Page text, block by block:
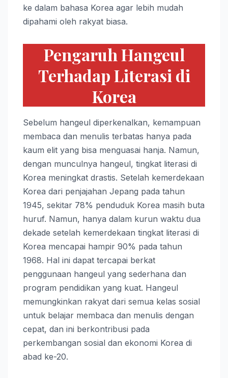
ke dalam bahasa Korea agar lebih mudah
dipahami oleh rakyat biasa.
Pengaruh Hangeul
Terhadap Literasi di
Korea
Sebelum hangeul diperkenalkan, kemampuan
membaca dan menulis terbatas hanya pada
kaum elit yang bisa menguasai hanja. Namun,
dengan munculnya hangeul, tingkat literasi di
Korea meningkat drastis. Setelah kemerdekaan
Korea dari penjajahan Jepang pada tahun
1945, sekitar 78% penduduk Korea masih buta
huruf. Namun, hanya dalam kurun waktu dua
dekade setelah kemerdekaan tingkat literasi di
Korea mencapai hampir 90% pada tahun
1968. Hal ini dapat tercapai berkat
penggunaan hangeul yang sederhana dan
program pendidikan yang kuat. Hangeul
memungkinkan rakyat dari semua kelas sosial
untuk belajar membaca dan menulis dengan
cepat, dan ini berkontribusi pada
perkembangan sosial dan ekonomi Korea di
abad ke-20.